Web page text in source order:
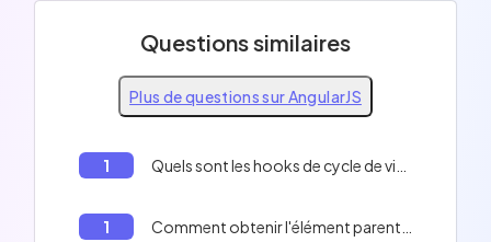
Questions similaires
Plus de questions sur AngularJS
1
1